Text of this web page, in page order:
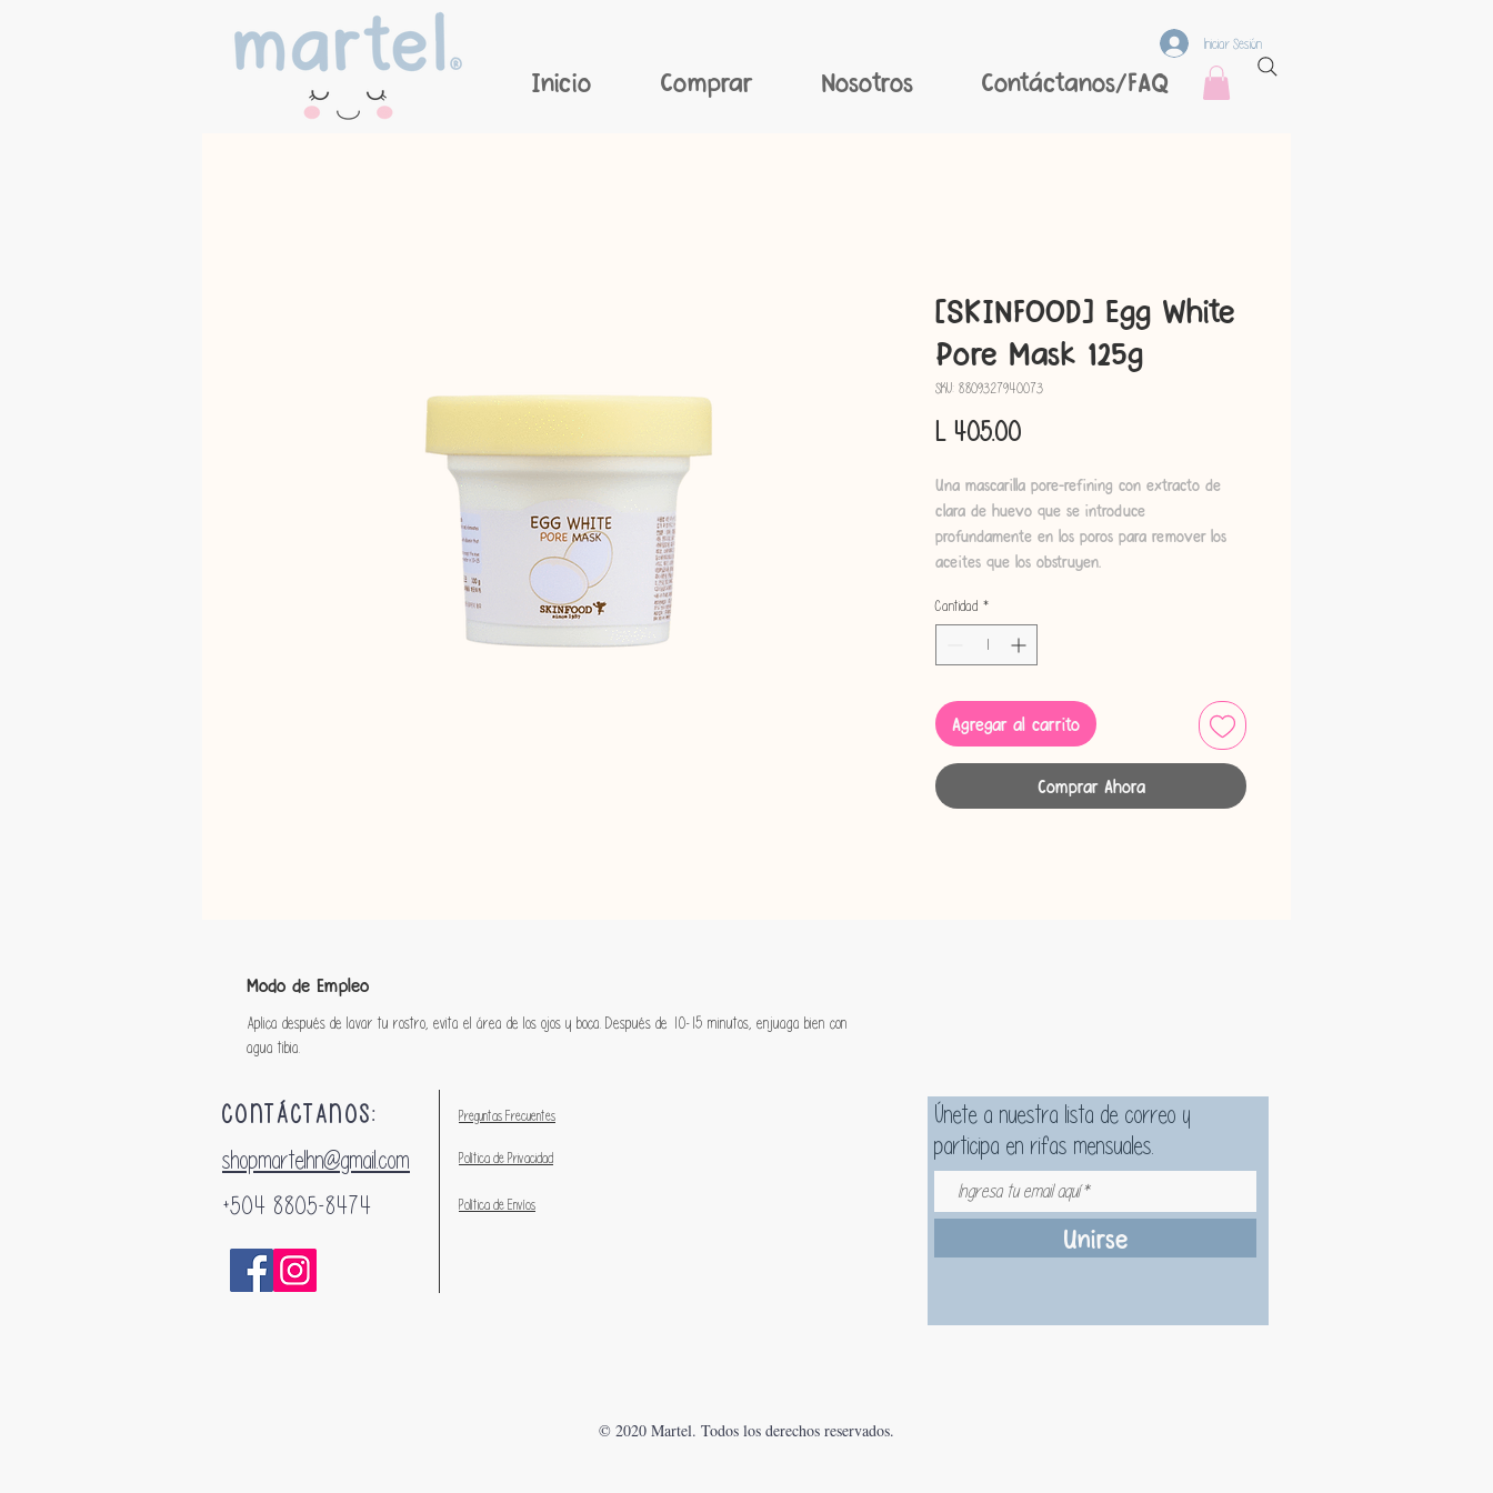
Inicio Comprar Nosotros Contáctanos/FAQ
Iniciar Sesión
[SKINFOOD] Egg White
Pore Mask 125g
SKU: 8809327940073
L 405.00Precio
Una mascarilla pore-refining con extracto de
clara de huevo que se introduce
profundamente en los poros para remover los
aceites que los obstruyen.
Volumen
Cantidad *
Agregar al carrito
Comprar Ahora
Modo de Empleo
Aplica después de lavar tu rostro, evita el área de los ojos y boca. Después de 10-15 minutos, enjuaga bien con
agua tibia.
CONTÁCTANOS:
Únete a nuestra lista de correo y
participa en rifas mensuales.
Unirse
Preguntas Frecuentes
Política de Privacidad
Política de Envíos
+504 8805-8474
shopmartelhn@gmail.com
© 2020 Martel. Todos los derechos reservados.